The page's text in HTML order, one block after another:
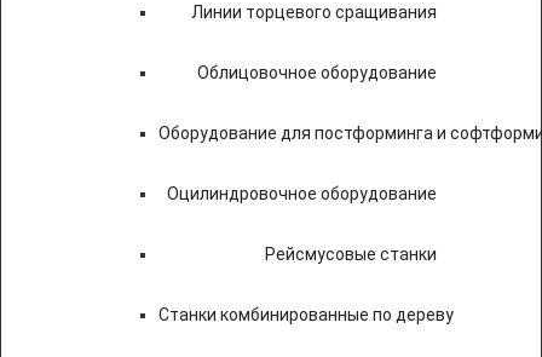
Линии торцевого сращивания
Облицовочное оборудование
Оборудование для постформинга и
Оцилиндровочное оборудование
Рейсмусовые станки
Станки комбинированные по дереву